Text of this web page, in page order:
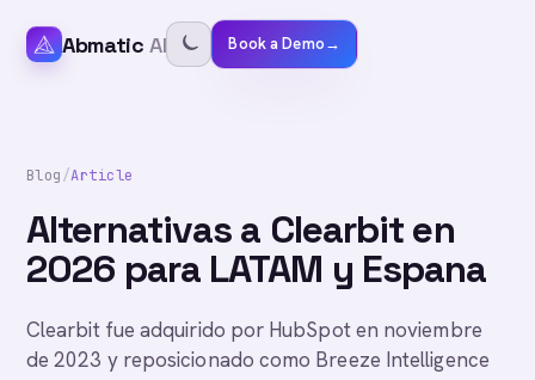
Abmatic AI Book a Demo→
Blog/Article
Alternativas a Clearbit en
2026 para LATAM y Espana
Clearbit fue adquirido por HubSpot en noviembre
de 2023 y reposicionado como Breeze Intelligence